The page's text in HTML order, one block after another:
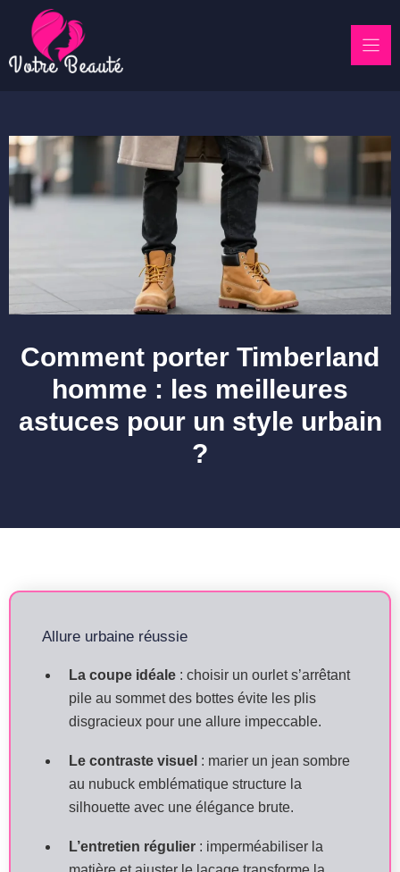
content
Comment porter Timberland
homme : les meilleures
astuces pour un style urbain
?
Allure urbaine réussie
La coupe idéale : choisir un ourlet s’arrêtant
pile au sommet des bottes évite les plis
disgracieux pour une allure impeccable.
Le contraste visuel : marier un jean sombre
au nubuck emblématique structure la
silhouette avec une élégance brute.
L’entretien régulier : imperméabiliser la